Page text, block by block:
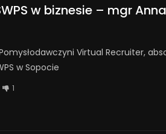
w biznesie – mgr
Virtual Recruiter,
w Sopocie
1